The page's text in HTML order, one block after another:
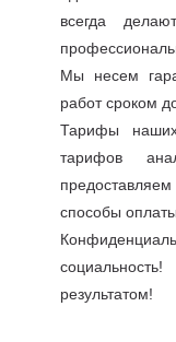
всегда
Мы несем
работ сроком
Тарифы
тарифов
способы
результатом!